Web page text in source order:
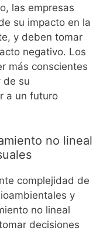
las empresas
su impacto en la
y deben tomar
negativo. Los
más conscientes
de su
a un futuro
no lineal
complejidad de
y
no lineal
decisiones